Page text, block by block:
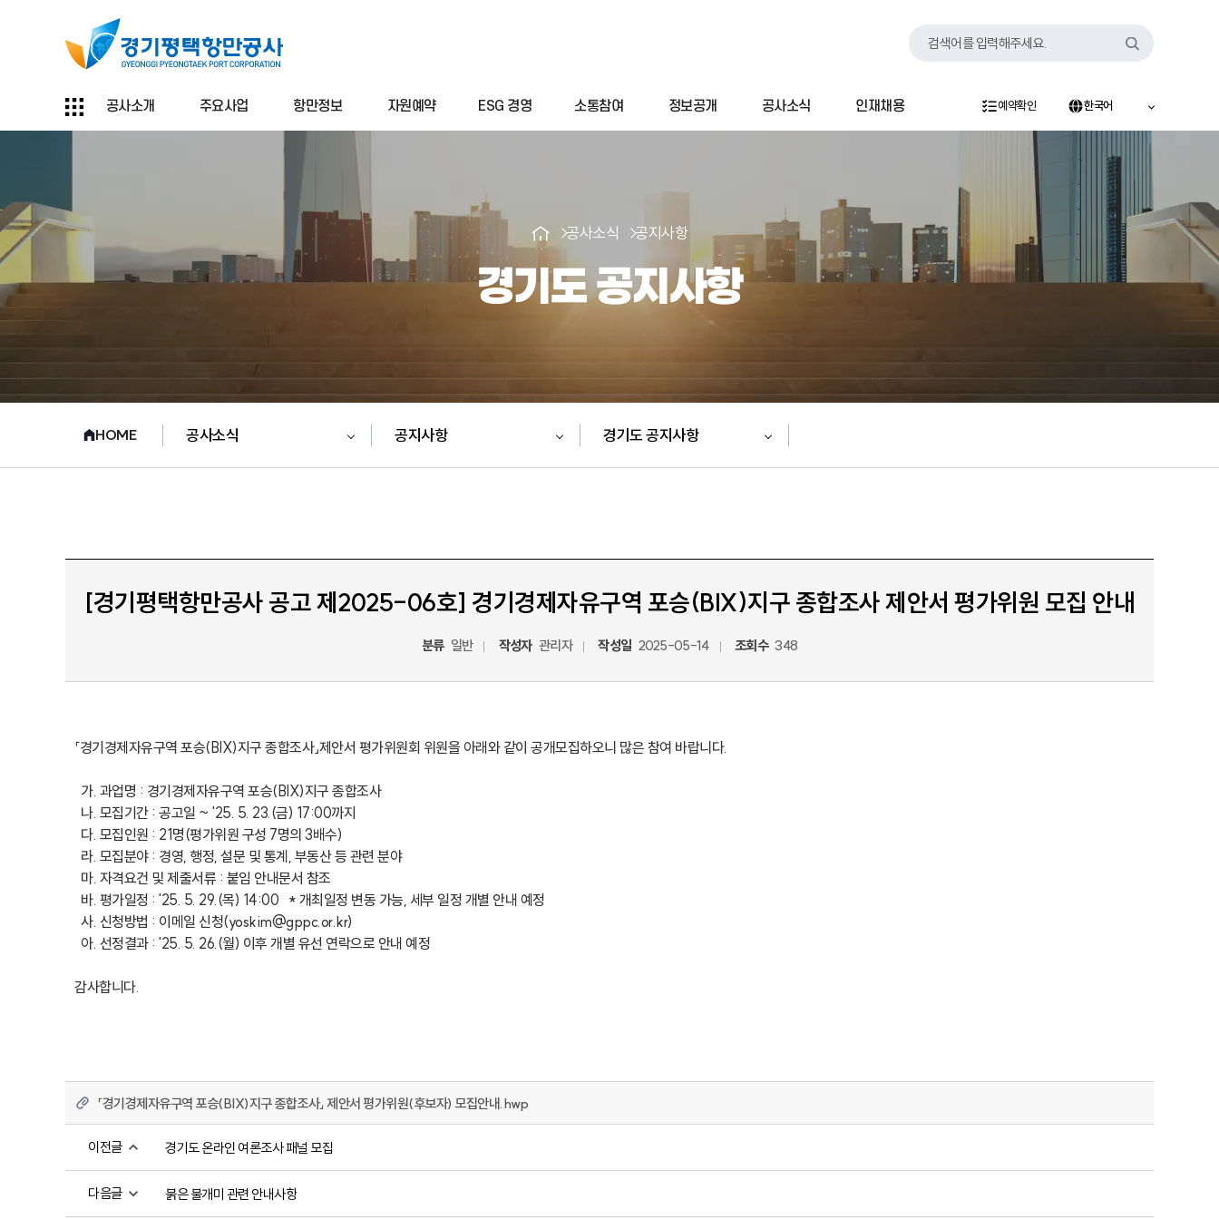
검색어를 입력해주세요.
공사소개 주요사업 항만정보 자원예약 ESG 경영 소통참여 정보공개 공사소식 인재채용 예약확인 한국어
공사소식 공지사항
경기도 공지사항
HOME 공사소식 공지사항 경기도 공지사항
[경기평택항만공사 공고 제2025-06호] 경기경제자유구역 포승(BIX)지구 종합조사 제안서 평가위원 모집 안내
분류 일반 작성자 관리자 작성일 2025-05-14 조회수 348
「경기경제자유구역 포승(BIX)지구 종합조사」제안서 평가위원회 위원을 아래와 같이 공개모집하오니 많은 참여 바랍니다.
감사합니다.
「경기경제자유구역 포승(BIX)지구 종합조사」 제안서 평가위원(후보자) 모집안내.hwp
이전글 경기도 온라인 여론조사 패널 모집
다음글 붉은 불개미 관련 안내사항